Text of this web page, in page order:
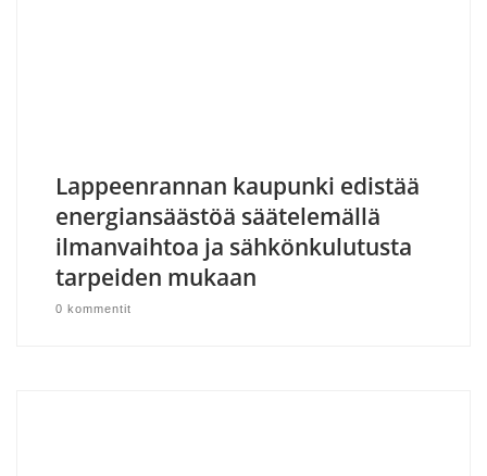
Lappeenrannan kaupunki edistää
energiansäästöä säätelemällä
ilmanvaihtoa ja sähkönkulutusta
tarpeiden mukaan
0 kommentit